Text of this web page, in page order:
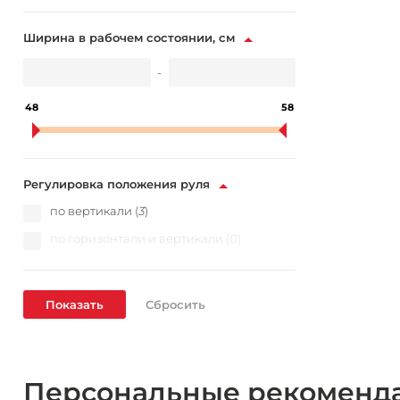
Ширина в рабочем состоянии, см
-
48 58
Регулировка положения руля
по вертикали (3)
по горизонтали и вертикали ( 0
Персональные